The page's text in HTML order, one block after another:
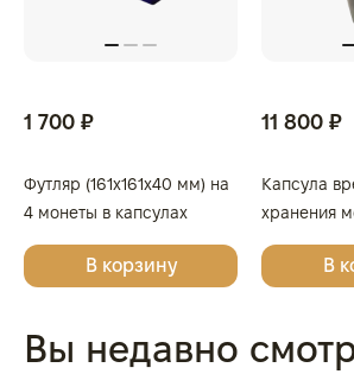
1 700 ₽
Футляр (161x161x40 мм) на
4 монеты в капсулах
(диаметр 46 мм), светло-
бордовыйВ корзину
11 800 ₽
Капсула
хранения
капсул)
В
Вы недавно